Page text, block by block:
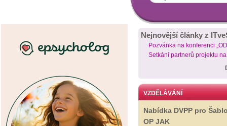
Nejnovější články z
Pozvánka na konferenci
Setkání partnerů projektu
VZDĚLÁVÁNÍ
Nabídka DVPP pro
OP JAK